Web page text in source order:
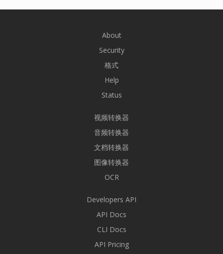
About
Security
格式
Help
Status
视频转换器
音频转换器
文档转换器
图像转换器
OCR
Developers API
API Docs
CLI Docs
API Pricing